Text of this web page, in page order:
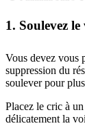
1. Soulevez le
Vous devez vous
suppression du
soulever pour
Placez le cric à
délicatement la